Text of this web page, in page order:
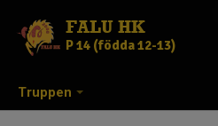
Truppen
FALU HK
P 14 (födda 12-13)